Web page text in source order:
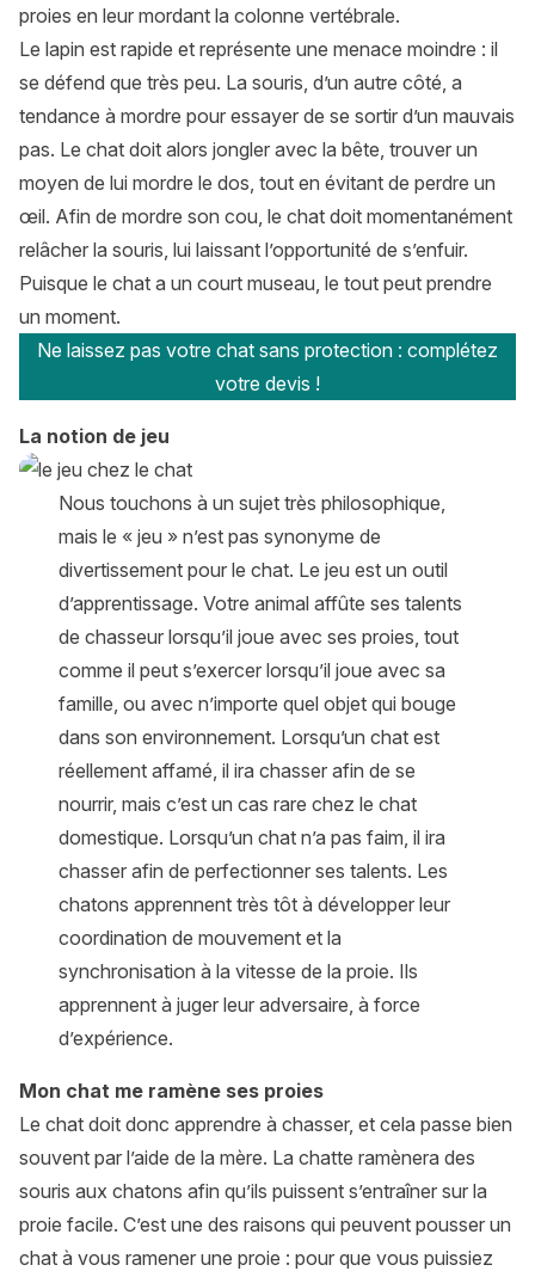
proies en leur mordant la colonne vertébrale.
Le lapin est rapide et représente une menace moindre : il
se défend que très peu. La souris, d’un autre côté, a
tendance à mordre pour essayer de se sortir d’un mauvais
pas. Le chat doit alors jongler avec la bête, trouver un
moyen de lui mordre le dos, tout en évitant de perdre un
œil. Afin de mordre son cou, le chat doit momentanément
relâcher la souris, lui laissant l’opportunité de s’enfuir.
Puisque le chat a un court museau, le tout peut prendre
un moment.
Ne laissez pas votre chat sans protection : complétez
votre devis !
La notion de jeu
Nous touchons à un sujet très philosophique,
mais le « jeu » n’est pas synonyme de
divertissement pour le chat. Le jeu est un outil
d’apprentissage. Votre animal affûte ses talents
de chasseur lorsqu’il joue avec ses proies, tout
comme il peut s’exercer lorsqu’il joue avec sa
famille, ou avec n’importe quel objet qui bouge
dans son environnement. Lorsqu’un chat est
réellement affamé, il ira chasser afin de se
nourrir, mais c’est un cas rare chez le chat
domestique. Lorsqu’un chat n’a pas faim, il ira
chasser afin de perfectionner ses talents. Les
chatons apprennent très tôt à développer leur
coordination de mouvement et la
synchronisation à la vitesse de la proie. Ils
apprennent à juger leur adversaire, à force
d’expérience.
Mon chat me ramène ses proies
Le chat doit donc apprendre à chasser, et cela passe bien
souvent par l’aide de la mère. La chatte ramènera des
souris aux chatons afin qu’ils puissent s’entraîner sur la
proie facile. C’est une des raisons qui peuvent pousser un
chat à vous ramener une proie : pour que vous puissiez